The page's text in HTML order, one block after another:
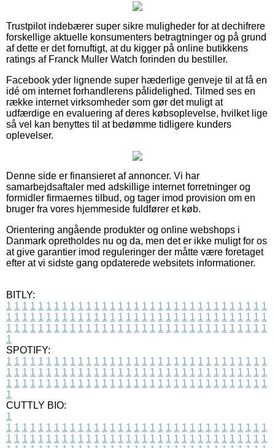
Trustpilot indebærer super sikre muligheder for at dechifrere
forskellige aktuelle konsumenters betragtninger og på grund
af dette er det fornuftigt, at du kigger på online butikkens
ratings af Franck Muller Watch forinden du bestiller.
Facebook yder lignende super hæderlige genveje til at få en
idé om internet forhandlerens pålidelighed. Tilmed ses en
række internet virksomheder som gør det muligt at
udfærdige en evaluering af deres købsoplevelse, hvilket lige
så vel kan benyttes til at bedømme tidligere kunders
oplevelser.
Denne side er finansieret af annoncer. Vi har
samarbejdsaftaler med adskillige internet forretninger og
formidler firmaernes tilbud, og tager imod provision om en
bruger fra vores hjemmeside fuldfører et køb.
Orientering angående produkter og online webshops i
Danmark opretholdes nu og da, men det er ikke muligt for os
at give garantier imod reguleringer der måtte være foretaget
efter at vi sidste gang opdaterede websitets informationer.
BITLY:
1 1 1 1 1 1 1 1 1 1 1 1 1 1 1 1 1 1 1 1 1 1 1 1 1 1 1 1 1 1 1 1 1
1 1 1 1 1 1 1 1 1 1 1 1 1 1 1 1 1 1 1 1 1 1 1 1 1 1 1 1 1 1 1 1 1
1 1 1 1 1 1 1 1 1 1 1 1 1 1 1 1 1 1 1 1 1 1 1 1 1 1 1 1 1 1 1 1 1
1
SPOTIFY:
1 1 1 1 1 1 1 1 1 1 1 1 1 1 1 1 1 1 1 1 1 1 1 1 1 1 1 1 1 1 1 1 1
1 1 1 1 1 1 1 1 1 1 1 1 1 1 1 1 1 1 1 1 1 1 1 1 1 1 1 1 1 1 1 1 1
1 1 1 1 1 1 1 1 1 1 1 1 1 1 1 1 1 1 1 1 1 1 1 1 1 1 1 1 1 1 1 1 1
1
CUTTLY BIO:
1
1 1 1 1 1 1 1 1 1 1 1 1 1 1 1 1 1 1 1 1 1 1 1 1 1 1 1 1 1 1 1 1 1
1 1 1 1 1 1 1 1 1 1 1 1 1 1 1 1 1 1 1 1 1 1 1 1 1 1 1 1 1 1 1 1 1